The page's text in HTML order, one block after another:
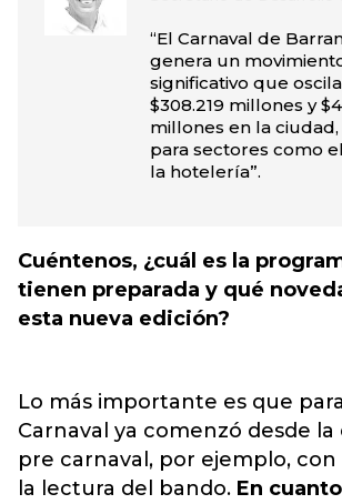
“El Carnaval de
genera un
significativo que
$308.219 millones y
millones en la
para sectores como
la hotelería”.
Cuéntenos, ¿cuál es la
tienen preparada y qué
esta nueva edición?
Lo más importante es que
Carnaval ya comenzó desde la
pre carnaval, por ejemplo,
la lectura del bando. En